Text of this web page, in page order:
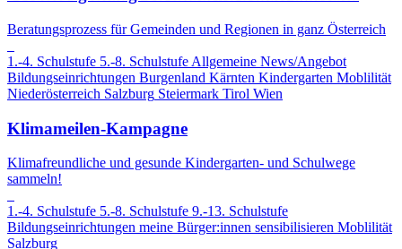
Beratungsprozess für Gemeinden und Regionen in ganz Österreich
1.-4. Schulstufe 5.-8. Schulstufe Allgemeine News/Angebot
Bildungseinrichtungen Burgenland Kärnten Kindergarten Moblilität
Niederösterreich Salzburg Steiermark Tirol Wien
Klimameilen-Kampagne
Klimafreundliche und gesunde Kindergarten- und Schulwege
sammeln!
1.-4. Schulstufe 5.-8. Schulstufe 9.-13. Schulstufe
Bildungseinrichtungen meine Bürger:innen sensibilisieren Moblilität
Salzburg